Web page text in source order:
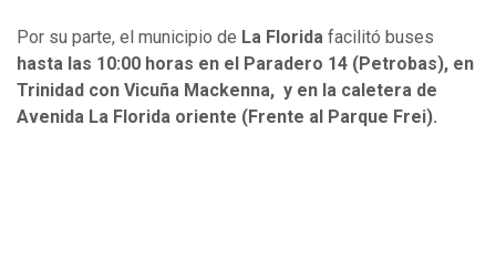
Por su parte, el municipio de La Florida facilitó buses
hasta las 10:00 horas en el Paradero 14 (Petrobas), en
Trinidad con Vicuña Mackenna, y en la caletera de
Avenida La Florida oriente (Frente al Parque Frei).